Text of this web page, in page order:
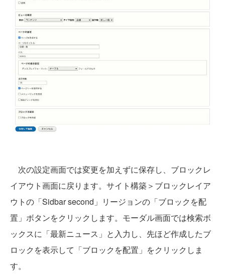
次の設定画面では変更を加えずに保存し、ブロックレ
イアウト画面に戻ります。サイト構築＞ブロックレイア
ウトの「Sidbar second」リージョンの「ブロックを配
置」ボタンをクリックします。モーダル画面では検索ボ
ックスに「最新ニュース」と入力し、先ほど作成したブ
ロックを表示して「ブロックを配置」をクリックしま
す。